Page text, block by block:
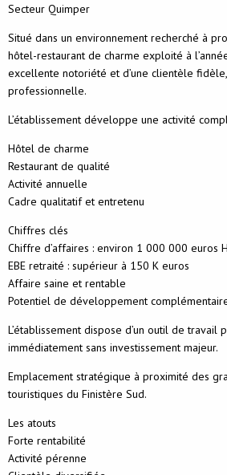
Secteur Quimper
Situé dans un environnement recherché à
hôtel-restaurant de charme exploité à
excellente notoriété et d’une clientèle
professionnelle.
L’établissement développe une activité
Hôtel de charme
Restaurant de qualité
Activité annuelle
Cadre qualitatif et entretenu
Chiffres clés
Chiffre d’affaires : environ 1 000 000 euros
EBE retraité : supérieur à 150 K euros
Affaire saine et rentable
Potentiel de développement
L’établissement dispose d’un outil de
immédiatement sans investissement majeur.
Emplacement stratégique à proximité des
touristiques du Finistère Sud.
Les atouts
Forte rentabilité
Activité pérenne